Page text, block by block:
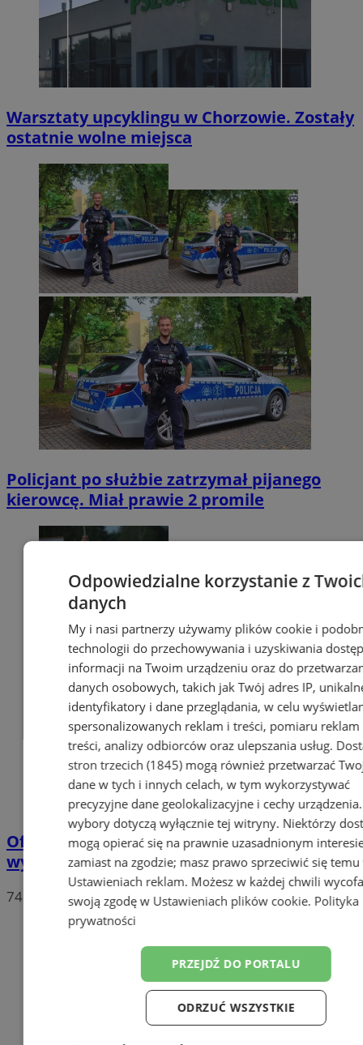
Warsztaty upcyklingu w Chorzowie. Zostały
ostatnie wolne miejsca
Policjant po służbie zatrzymał pijanego
kierowcę. Miał prawie 2 promile
Oficjalne wyniki wyborów: W Chorzowie
wygrywa Rafał Trzaskowski!
74
Odpowiedzialne korzystanie z
danych
My i nasi partnerzy używamy plików cookie i
technologii do przechowywania i uzyskiwania
informacji na Twoim urządzeniu oraz do
danych osobowych, takich jak Twój adres IP,
identyfikatory i dane przeglądania, w celu
spersonalizowanych reklam i treści, pomiaru reklam
treści, analizy odbiorców oraz ulepszania usług.
stron trzecich (1845)mogą również przetwarzać
dane w tych i innych celach, w tym wykorzystywać
precyzyjne dane geolokalizacyjne i cechy
wybory dotyczą wyłącznie tej witryny. Niektórzy
mogą opierać się na prawnie uzasadnionym
zamiast na zgodzie; masz prawo sprzeciwić się temu
Ustawieniach reklam. Możesz w każdej chwili
swoją zgodę w Ustawieniach plików cookie. Polityka
prywatności
PRZEJDŹ DO PORTALU
ODRZUĆ WSZYSTKIE